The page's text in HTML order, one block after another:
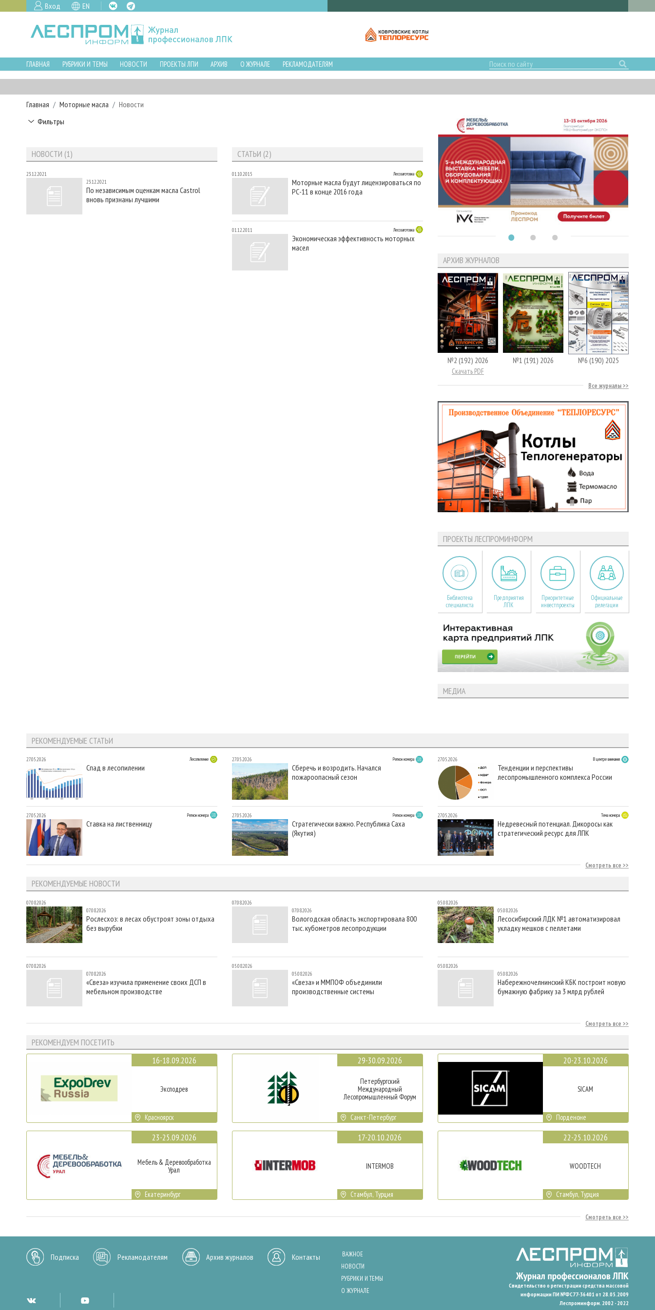
Вход EN
ГЛАВНАЯ РУБРИКИ И ТЕМЫ НОВОСТИ ПРОЕКТЫ ЛПИ АРХИВ О ЖУРНАЛЕ РЕКЛАМОДАТЕЛЯМ
Главная Моторные масла
Новости
Фильтры
НОВОСТИ (1)
23.12.2021
23.12.2021
По независимым оценкам масла Castrol
вновь признаны лучшими
СТАТЬИ (2)
01.10.2015 Лесозаготовка
Моторные масла будут лицензироваться по
РС-11 в конце 2016 года
01.12.2011 Лесозаготовка
Экономическая эффективность моторных
масел
АРХИВ ЖУРНАЛОВ
№2 (192) 2026
Скачать PDF
№1 (191) 2026 №6 (190) 2025
Все журналы
ПРОЕКТЫ ЛЕСПРОМИНФОРМ
Библиотека
специалиста
Предприятия
ЛПК
Приоритетные
инвестпроекты
Официальные
делегации
МЕДИА
РЕКОМЕНДУЕМЫЕ СТАТЬИ
27.05.2026 Лесопиление
Спад в лесопилении
27.05.2026 Регион номера
Ставка на лиственницу
27.05.2026 Регион номера
Сберечь и возродить. Начался
пожароопасный сезон
27.05.2026 Регион номера
Стратегически важно. Республика Саха
(Якутия)
27.05.2026 В центре внимания
Тенденции и перспективы
лесопромышленного комплекса России
27.05.2026 Тема номера
Недревесный потенциал. Дикоросы как
стратегический ресурс для ЛПК
Смотреть все
РЕКОМЕНДУЕМЫЕ НОВОСТИ
07.08.2026
07.08.2026
Рослесхоз: в лесах обустроят зоны отдыха
без вырубки
07.08.2026
07.08.2026
«Свеза» изучила применение своих ДСП в
мебельном производстве
07.08.2026
07.08.2026
Вологодская область экспортировала 800
тыс. кубометров лесопродукции
05.08.2026
05.08.2026
«Свеза» и ММПОФ объединили
производственные системы
05.08.2026
05.08.2026
Лесосибирский ЛДК №1 автоматизировал
укладку мешков с пеллетами
05.08.2026
05.08.2026
Набережночелнинский КБК построит новую
бумажную фабрику за 3 млрд рублей
Смотреть все
РЕКОМЕНДУЕМ ПОСЕТИТЬ
16-18.09.2026
Эксподрев
Красноярск
23-25.09.2026
Мебель & Деревообработка
Урал
Екатеринбург
29-30.09.2026
Петербургский
Международный
Лесопромышленный Форум
Санкт-Петербург
17-20.10.2026
INTERMOB
Стамбул, Турция
20-23.10.2026
SICAM
Порденоне
22-25.10.2026
WOODTECH
Стамбул, Турция
Смотреть все
Подписка Рекламодателям Архив журналов Контакты
ВАЖНОЕ
НОВОСТИ
РУБРИКИ И ТЕМЫ
О ЖУРНАЛЕ
Свидетельство о регистрации средства массовой
информации ПИ №ФС77-36401 от 28.05.2009
Леспроминформ. 2002 - 2022